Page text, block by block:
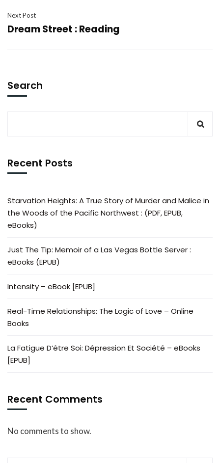
Next Post
Dream Street : Reading
Search
Recent Posts
Starvation Heights: A True Story of Murder and Malice in
the Woods of the Pacific Northwest : (PDF, EPUB,
eBooks)
Just The Tip: Memoir of a Las Vegas Bottle Server :
eBooks (EPUB)
Intensity – eBook [EPUB]
Real-Time Relationships: The Logic of Love – Online
Books
La Fatigue D’être Soi: Dépression Et Société – eBooks
[EPUB]
Recent Comments
No comments to show.